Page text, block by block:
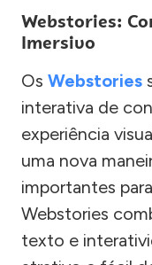
Webstories:
Imersivo
Os Webstories
interativa de
experiência
uma nova
importantes
Webstories
texto e